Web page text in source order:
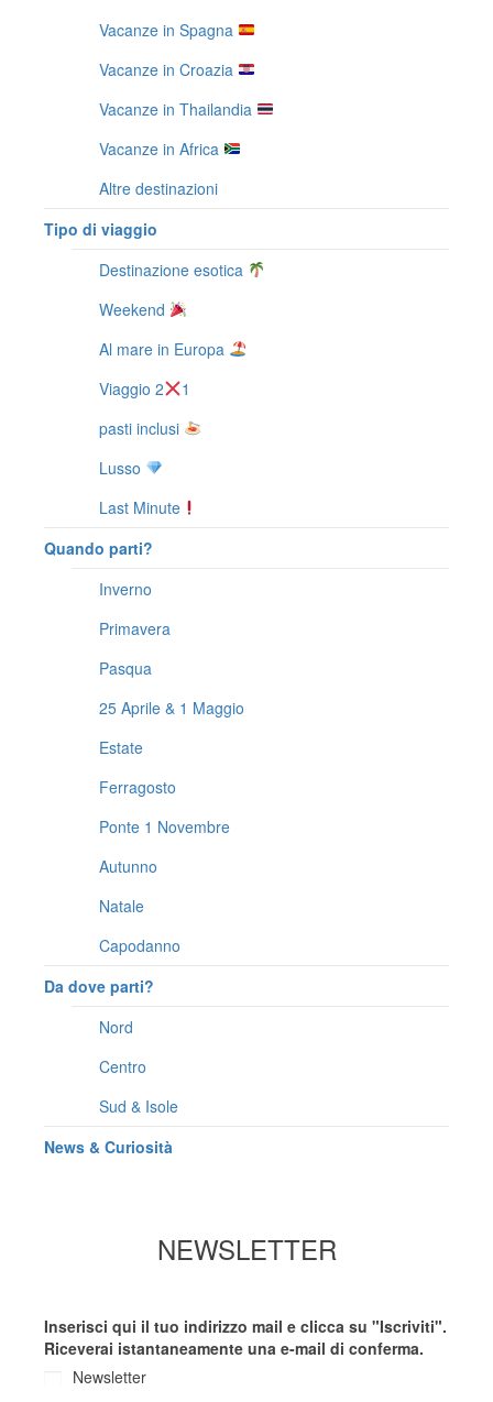
Vacanze in Spagna
Vacanze in Croazia
Vacanze in Thailandia
Vacanze in Africa
Altre destinazioni
Tipo di viaggio
Destinazione esotica
Weekend
Al mare in Europa
Viaggio 2
1
pasti inclusi
Lusso
Last Minute
Quando parti?
Inverno
Primavera
Pasqua
25 Aprile & 1 Maggio
Estate
Ferragosto
Ponte 1 Novembre
Autunno
Natale
Capodanno
Da dove parti?
Nord
Centro
Sud & Isole
News & Curiosità
NEWSLETTER
Inserisci qui il tuo indirizzo mail e clicca su "Iscriviti".
Riceverai istantaneamente una e-mail di conferma.
Newsletter